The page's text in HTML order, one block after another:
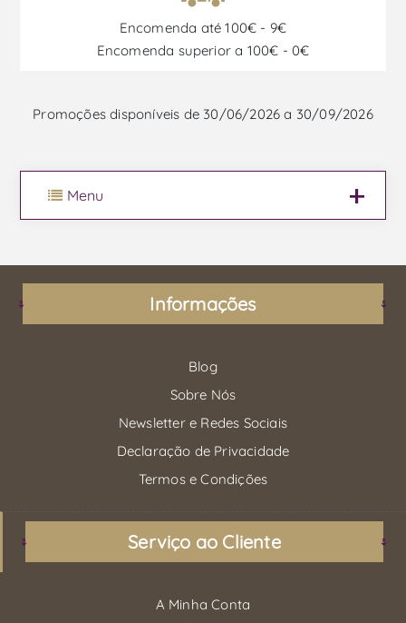
Encomenda até 100€ - 9€
Encomenda superior a 100€ - 0€
Promoções disponíveis de 30/06/2026 a 30/09/2026
Menu
Informações
Blog
Sobre Nós
Newsletter e Redes Sociais
Declaração de Privacidade
Termos e Condições
Serviço ao Cliente
A Minha Conta